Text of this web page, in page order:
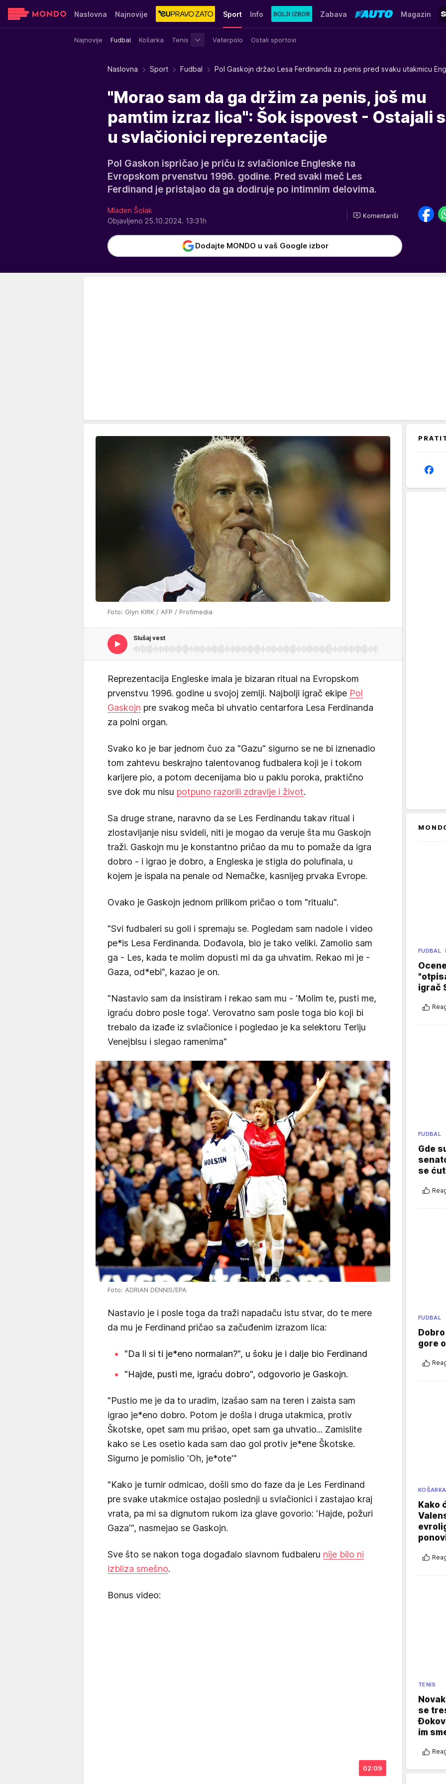
Naslovna Najnovije Sport
Najnovije Fudbal Košarka Tenis Vaterpolo Ostali sportovi
Info Zabava Magazin
Sensa Stvar ukusa Yumama
Naslovna Sport Fudbal Pol Gaskojn držao Lesa Ferdinanda za penis pred svaku utakmicu
"Morao sam da ga držim za penis, još mu
pamtim izraz lica": Šok ispovest - Ostajali
u svlačionici reprezentacije
Pol Gaskon ispričao je priču iz svlačionice Engleske na
Evropskom prvenstvu 1996. godine. Pred svaki meč Les
Ferdinand je pristajao da ga dodiruje po intimnim delovima.
Mladen Šolak
Objavljeno 25.10.2024. 13:31h
Komentariši
Dodajte MONDO u vaš Google izbor
Foto: Glyn KIRK / AFP / Profimedia
Slušaj vest
Reprezentacija Engleske imala je bizaran ritual na Evropskom
prvenstvu 1996. godine u svojoj zemlji. Najbolji igrač ekipe Pol
Gaskojn pre svakog meča bi uhvatio centarfora Lesa Ferdinanda
za polni organ.
Svako ko je bar jednom čuo za "Gazu" sigurno se ne bi iznenadio
tom zahtevu beskrajno talentovanog fudbalera koji je i tokom
karijere pio, a potom decenijama bio u paklu poroka, praktično
sve dok mu nisu potpuno razorili zdravlje i život.
Sa druge strane, naravno da se Les Ferdinandu takav ritual i
zlostavljanje nisu svideli, niti je mogao da veruje šta mu Gaskojn
traži. Gaskojn mu je konstantno pričao da mu to pomaže da igra
dobro - i igrao je dobro, a Engleska je stigla do polufinala, u
kojem je ispala na penale od Nemačke, kasnijeg prvaka Evrope.
Ovako je Gaskojn jednom prilikom pričao o tom "ritualu".
"Svi fudbaleri su goli i spremaju se. Pogledam sam nadole i video
pe*is Lesa Ferdinanda. Dođavola, bio je tako veliki. Zamolio sam
ga - Les, kada te molim dopusti mi da ga uhvatim. Rekao mi je -
Gaza, od*ebi", kazao je on.
"Nastavio sam da insistiram i rekao sam mu - 'Molim te, pusti me,
igraću dobro posle toga'. Verovatno sam posle toga bio koji bi
trebalo da izađe iz svlačionice i pogledao je ka selektoru Teriju
Venejblsu i slegao ramenima"
Foto: ADRIAN DENNIS/EPA
Nastavio je i posle toga da traži napadaču istu stvar, do te mere
da mu je Ferdinand pričao sa začuđenim izrazom lica:
"Da li si ti je*eno normalan?", u šoku je i dalje bio Ferdinand
"Hajde, pusti me, igraću dobro", odgovorio je Gaskojn.
"Pustio me je da to uradim, izašao sam na teren i zaista sam
igrao je*eno dobro. Potom je došla i druga utakmica, protiv
Škotske, opet sam mu prišao, opet sam ga uhvatio... Zamislite
kako se Les osetio kada sam dao gol protiv je*ene Škotske.
Sigurno je pomislio 'Oh, je*ote'"
"Kako je turnir odmicao, došli smo do faze da je Les Ferdinand
pre svake utakmice ostajao poslednji u svlačionici i zastajao kraj
vrata, pa mi sa dignutom rukom iza glave govorio: 'Hajde, požuri
Gaza'", nasmejao se Gaskojn.
Sve što se nakon toga događalo slavnom fudbaleru nije bilo ni
izbliza smešno.
Bonus video:
02:09
FUDBAL
igrač
FUDBAL
Gde
se
FUDBAL
gore
KOŠARKA
Kako
TENIS
se
im